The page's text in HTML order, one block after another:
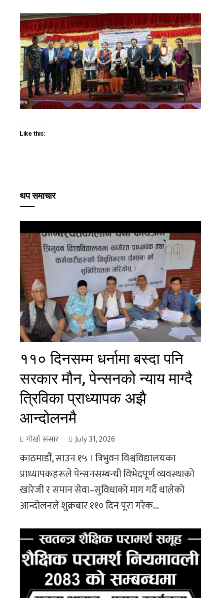
Like this:
थप समाचार
११० दिनसम्म धर्नामा बस्दा पनि
सरकार मौन, पेन्सनको न्याय माग्दै
त्रिविका प्राध्यापक अझै
आन्दोलनमै
गोर्खा संसार July 31, 2026
काठमाडौं, साउन १५ । त्रिभुवन विश्वविद्यालयका
प्राध्यापकहरूले पेन्सनसम्बन्धी विभेदपूर्ण व्यवस्थाको
खारेजी र समान सेवा–सुविधाको माग गर्दै थालेको
आन्दोलनले शुक्रबार ११० दिन पूरा गरेक...